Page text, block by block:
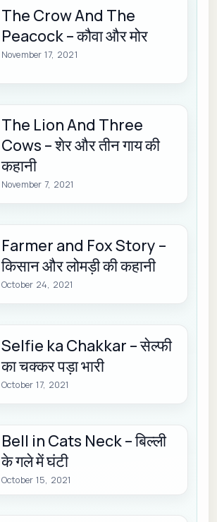
The Crow And The
Peacock – कौवा और मोर
November 17, 2021
The Lion And Three
Cows – शेर और तीन गाय की
कहानी
November 7, 2021
Farmer and Fox Story –
किसान और लोमड़ी की कहानी
October 24, 2021
Selfie ka Chakkar – सेल्फी
का चक्कर पड़ा भारी
October 17, 2021
Bell in Cats Neck – बिल्ली
के गले में घंटी
October 15, 2021